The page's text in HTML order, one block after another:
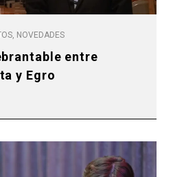
NOVEDADES
entre
y Egro